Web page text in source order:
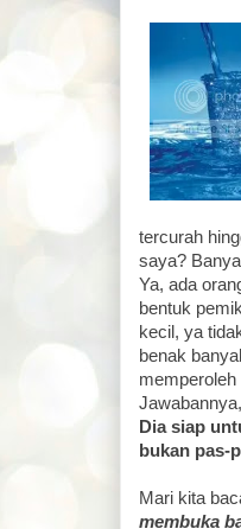
tercurah
saya?
Ya, ada
bentuk
kecil, ya
benak
Dia siap
bukan pas-
Mari kita
membuka